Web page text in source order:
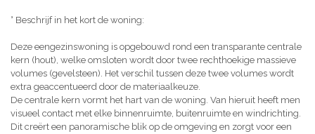
° Beschrijf in het kort de woning:
Deze eengezinswoning is opgebouwd rond een transparante centrale
kern (hout), welke omsloten wordt door twee rechthoekige massieve
volumes (gevelsteen). Het verschil tussen deze twee volumes wordt
extra geaccentueerd door de materiaalkeuze.
De centrale kern vormt het hart van de woning. Van hieruit heeft men
visueel contact met elke binnenruimte, buitenruimte en windrichting.
Dit creërt een panoramische blik op de omgeving en zorgt voor een